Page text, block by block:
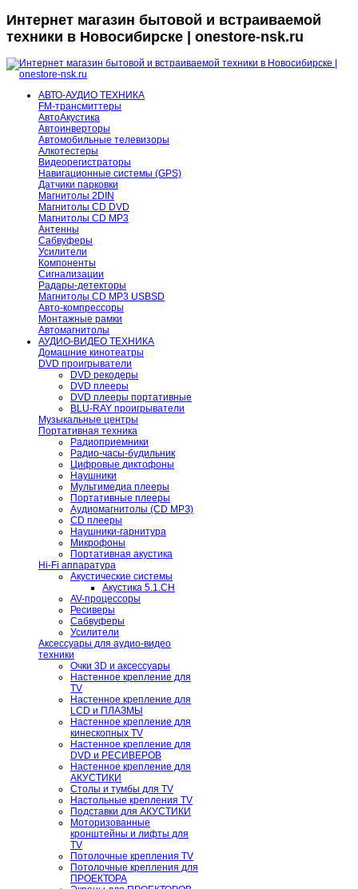
Интернет магазин бытовой и встраиваемой
техники в Новосибирске | onestore-nsk.ru
АВТО-АУДИО ТЕХНИКА
FM-трансмиттеры
АвтоАкустика
Автоинверторы
Автомобильные телевизоры
Алкотестеры
Видеорегистраторы
Навигационные системы (GPS)
Датчики парковки
Магнитолы 2DIN
Магнитолы CD DVD
Магнитолы CD MP3
Антенны
Сабвуферы
Усилители
Компоненты
Сигнализации
Радары-детекторы
Магнитолы CD MP3 USBSD
Авто-компрессоры
Монтажные рамки
Автомагнитолы
АУДИО-ВИДЕО ТЕХНИКА
Домашние кинотеатры
DVD проигрыватели
DVD рекодеры
DVD плееры
DVD плееры портативные
BLU-RAY проигрыватели
Музыкальные центры
Портативная техника
Радиоприемники
Радио-часы-будильник
Цифровые диктофоны
Наушники
Мультимедиа плееры
Портативные плееры
Аудиомагнитолы (CD МРЗ)
CD плееры
Наушники-гарнитура
Микрофоны
Портативная акустика
Hi-Fi аппаратура
Акустические системы
Акустика 5.1.CH
AV-процессоры
Ресиверы
Сабвуферы
Усилители
Аксессуары для аудио-видео
техники
Очки 3D и аксессуары
Настенное крепление для
TV
Настенное крепление для
LCD и ПЛАЗМЫ
Настенное крепление для
кинескопных TV
Настенное крепление для
DVD и РЕСИВЕРОВ
Настенное крепление для
АКУСТИКИ
Столы и тумбы для TV
Настольные крепления TV
Подставки для АКУСТИКИ
Моторизованные
кронштейны и лифты для
TV
Потолочные крепления TV
Потолочные крепления для
ПРОЕКТОРА